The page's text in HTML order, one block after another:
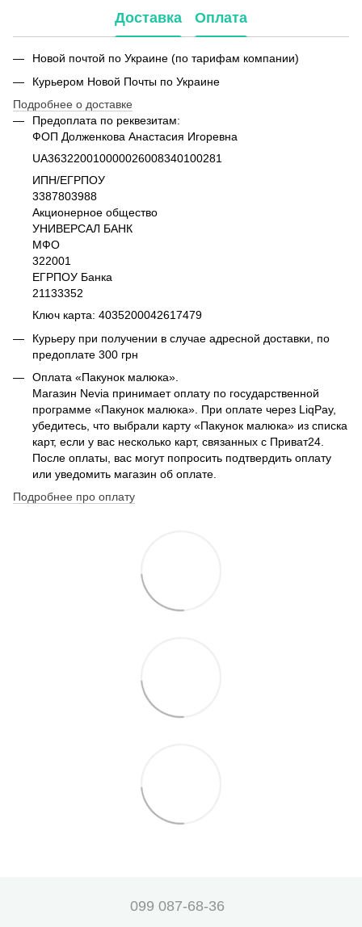
Доставка Оплата
Новой почтой по Украине (по тарифам компании)
Курьером Новой Почты по Украине
Подробнее о доставке
Предоплата по реквезитам:
ФОП Долженкова Анастасия Игоревна
UA363220010000026008340100281
ИПН/ЕГРПОУ
3387803988
Акционерное общество
УНИВЕРСАЛ БАНК
МФО
322001
ЕГРПОУ Банка
21133352
Ключ карта: 4035200042617479
Курьеру при получении в случае адресной доставки, по
предоплате 300 грн
Оплата «Пакунок малюка».
Магазин Nevia принимает оплату по государственной
программе «Пакунок малюка». При оплате через LiqPay,
убедитесь, что выбрали карту «Пакунок малюка» из списка
карт, если у вас несколько карт, связанных с Приват24.
После оплаты, вас могут попросить подтвердить оплату
или уведомить магазин об оплате.
Подробнее про оплату
099 087-68-36